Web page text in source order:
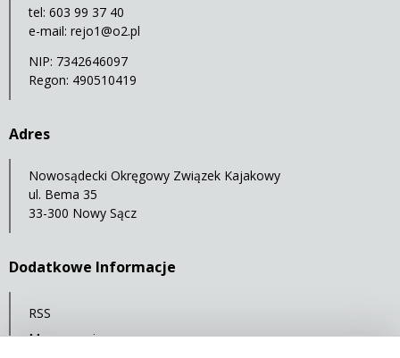
tel: 603 99 37 40
e-mail: rejo1@o2.pl
NIP: 7342646097
Regon: 490510419
Adres
Nowosądecki Okręgowy Związek Kajakowy
ul. Bema 35
33-300 Nowy Sącz
Dodatkowe Informacje
RSS
Mapa serwisu